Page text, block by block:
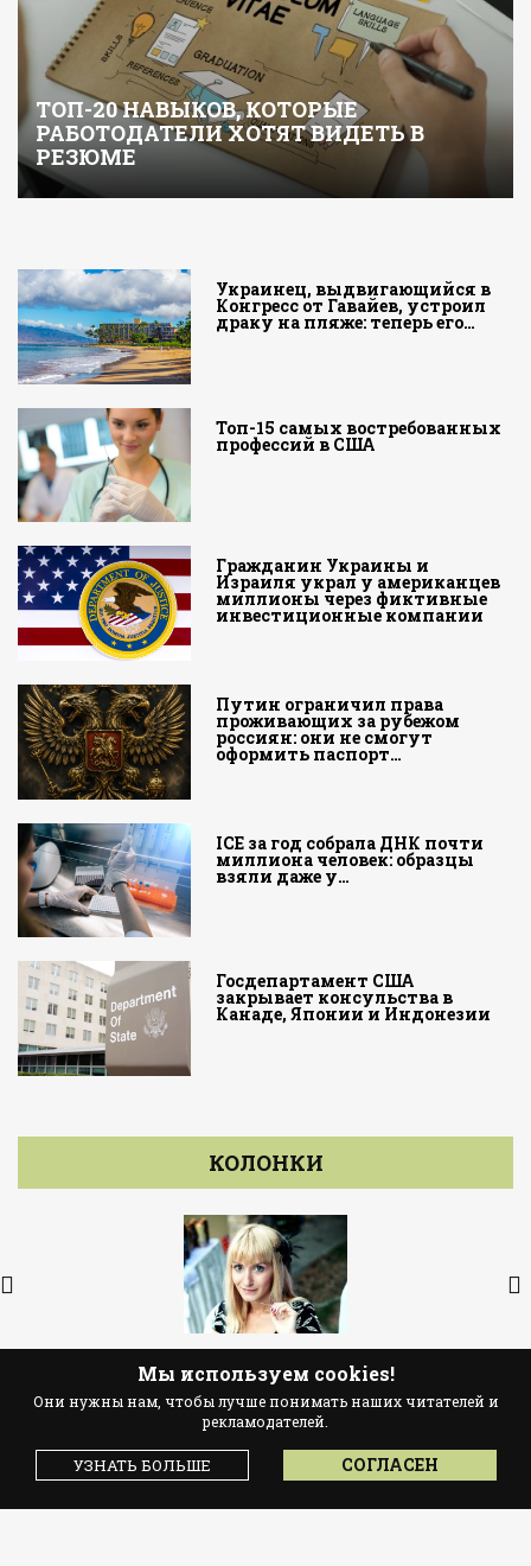
ТОП-20 НАВЫКОВ, КОТОРЫЕ
РАБОТОДАТЕЛИ ХОТЯТ ВИДЕТЬ В
РЕЗЮМЕ
Украинец, выдвигающийся в
Конгресс от Гавайев, устроил
драку на пляже: теперь его…
Топ-15 самых востребованных
профессий в США
Гражданин Украины и
Израиля украл у американцев
миллионы через фиктивные
инвестиционные компании
Путин ограничил права
проживающих за рубежом
россиян: они не смогут
оформить паспорт…
ICE за год собрала ДНК почти
миллиона человек: образцы
взяли даже у…
Госдепартамент США
закрывает консульства в
Канаде, Японии и Индонезии
КОЛОНКИ
автор ForumDaily
Пять истин о жизни в США, которые
перевернут ваше сознание
Мы используем cookies!
Они нужны нам, чтобы лучше понимать наших читателей и
рекламодателей.
УЗНАТЬ БОЛЬШЕ СОГЛАСЕН